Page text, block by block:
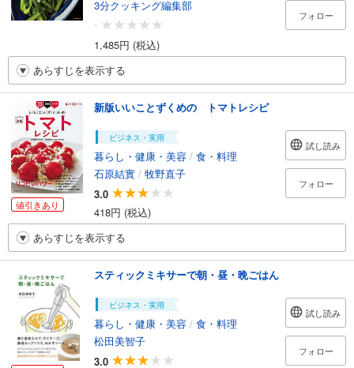
3分クッキング編集部
-
1,485円 (税込)
フォロー
あらすじを表示する
値引きあり
新版いいことずくめの トマトレシピ
ビジネス・実用
暮らし・健康・美容 / 食・料理
石原結實 / 牧野直子
3.0
418円 (税込)
試し読み
フォロー
あらすじを表示する
スティックミキサーで朝・昼・晩ごはん
ビジネス・実用
暮らし・健康・美容 / 食・料理
松田美智子
3.0
試し読み
フォロー